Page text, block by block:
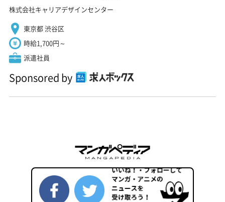
株式会社キャリアデザインセンター
東京都 渋谷区
時給1,700円～
派遣社員
Sponsored by